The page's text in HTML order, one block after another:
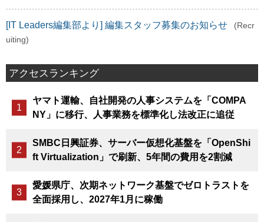
[IT Leaders編集部より] 編集スタッフ募集のお知らせ
(Recr
uiting)
アクセスランキング
ヤマト運輸、自社開発の人事システムを「COMPA
NY」に移行、人事業務を標準化し法改正に追従
SMBC日興証券、サーバー仮想化基盤を「OpenShi
ft Virtualization」で刷新、5年間の費用を2割減
愛媛県庁、次期ネットワーク基盤でゼロトラストを
全面採用し、2027年1月に稼働